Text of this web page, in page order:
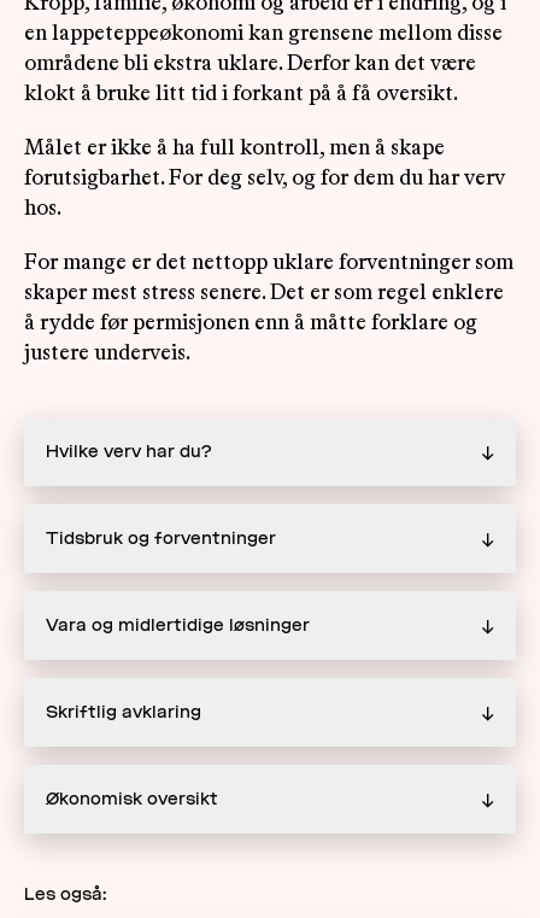
en lappeteppeøkonomi kan grensene mellom disse
områdene bli ekstra uklare. Derfor kan det være
klokt å bruke litt tid i forkant på å få oversikt.
Målet er ikke å ha full kontroll, men å skape
forutsigbarhet. For deg selv, og for dem du har verv
hos.
For mange er det nettopp uklare forventninger som
skaper mest stress senere. Det er som regel enklere
å rydde før permisjonen enn å måtte forklare og
justere underveis.
Hvilke verv har du? ↓
Tidsbruk og forventninger ↓
Vara og midlertidige løsninger ↓
Skriftlig avklaring ↓
Økonomisk oversikt ↓
Les også: